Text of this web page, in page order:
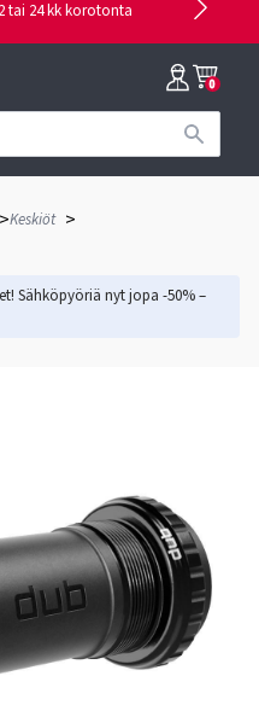
tai 24 kk korotonta
0
>Keskiöt >
Sähköpyöriä nyt jopa -50% –